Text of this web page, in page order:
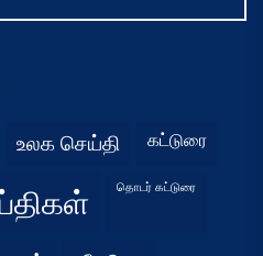
உலக செய்தி கட்டுரை
தொடர் கட்டுரை